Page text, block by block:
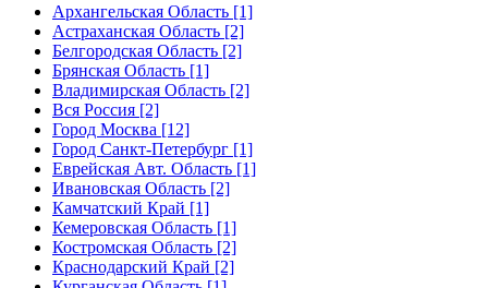
Архангельская Область [1]
Астраханская Область [2]
Белгородская Область [2]
Брянская Область [1]
Владимирская Область [2]
Вся Россия [2]
Город Москва [12]
Город Санкт-Петербург [1]
Еврейская Авт. Область [1]
Ивановская Область [2]
Камчатский Край [1]
Кемеровская Область [1]
Костромская Область [2]
Краснодарский Край [2]